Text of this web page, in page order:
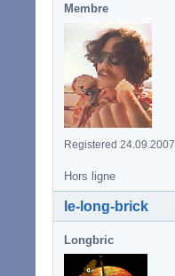
Membre
Registered 24.09.2007
Hors ligne
le-long-brick
Longbric